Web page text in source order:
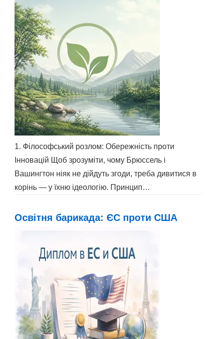
1. Філософський розлом: Обережність проти
Інновацій Щоб зрозуміти, чому Брюссель і
Вашингтон ніяк не дійдуть згоди, треба дивитися в
корінь — у їхню ідеологію. Принцип…
Освітня барикада: ЄС проти США